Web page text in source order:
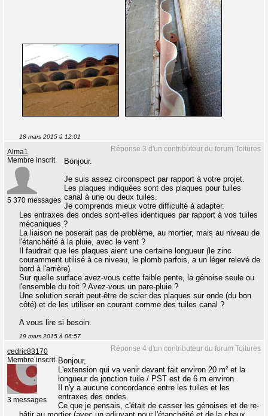
18 mars 2015 à 12:01
Réponse 3 d'un contributeur du forum Toitures
Alma1
Membre inscrit
5 370 messages
Bonjour.
Je suis assez circonspect par rapport à votre projet.
Les plaques indiquées sont des plaques pour tuiles
canal à une ou deux tuiles.
Je comprends mieux votre difficulté à adapter.
Les entraxes des ondes sont-elles identiques par rapport à vos tuiles
mécaniques ?
La liaison ne poserait pas de problème, au mortier, mais au niveau de
l'étanchéité à la pluie, avec le vent ?
Il faudrait que les plaques aient une certaine longueur (le zinc
couramment utilisé à ce niveau, le plomb parfois, a un léger relevé de
bord à l'arrière).
Sur quelle surface avez-vous cette faible pente, la génoise seule ou
l'ensemble du toit ? Avez-vous un pare-pluie ?
Une solution serait peut-être de scier des plaques sur onde (du bon
côté) et de les utiliser en courant comme des tuiles canal ?
A vous lire si besoin.
19 mars 2015 à 06:57
Réponse 4 d'un contributeur du forum Toitures
cedric83170
Membre inscrit
3 messages
Bonjour,
L'extension qui va venir devant fait environ 20 m² et la
longueur de jonction tuile / PST est de 6 m environ.
Il n'y a aucune concordance entre les tuiles et les
entraxes des ondes.
Ce que je pensais, c'était de casser les génoises et de re-